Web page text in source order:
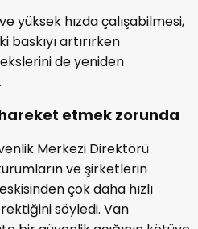
yüksek hızda çalışabilmesi,
artırırken
de yeniden
etmek zorunda
Merkezi Direktörü
ve şirketlerin
çok daha hızlı
söyledi. Van